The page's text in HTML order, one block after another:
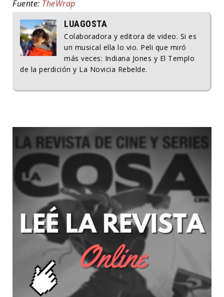
Fuente: TheWrap
LUAGOSTA
Colaboradora y editora de video. Si es
un musical ella lo vio. Peli que miró
más veces: Indiana Jones y El Templo
de la perdición y La Novicia Rebelde.